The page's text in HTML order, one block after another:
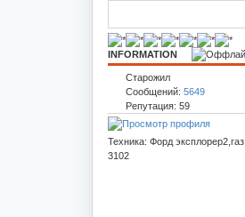
INFORMATION
Старожил
Сообщений: 5649
Репутация: 59
Техника: Форд эксплорер2,газ
3102